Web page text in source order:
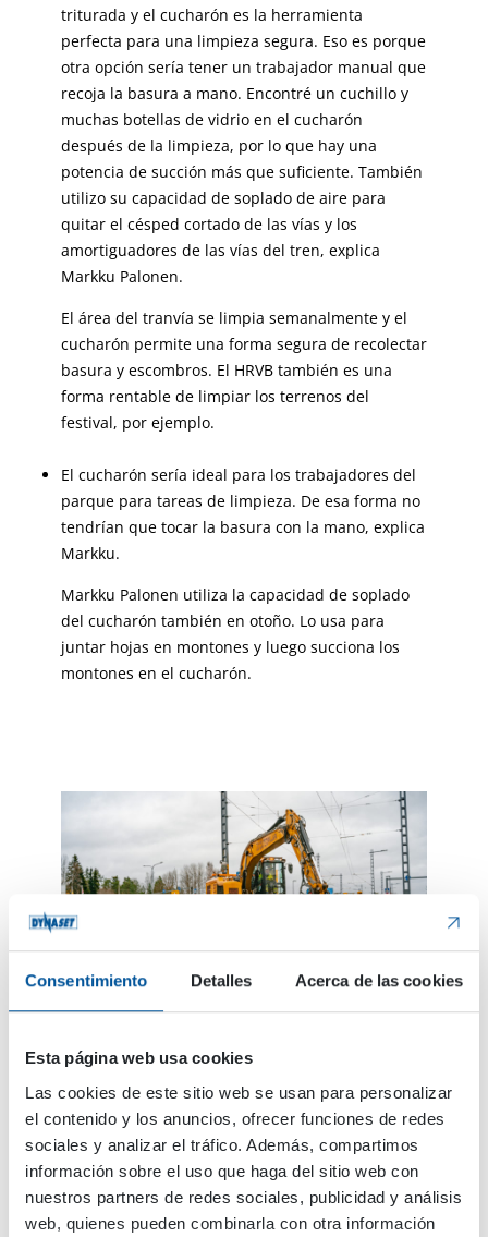
Consentimiento Detalles Acerca de las cookies
Esta página web usa cookies
Las cookies de este sitio web se usan para personalizar
el contenido y los anuncios, ofrecer funciones de redes
sociales y analizar el tráfico. Además, compartimos
información sobre el uso que haga del sitio web con
nuestros partners de redes sociales, publicidad y análisis
web, quienes pueden combinarla con otra información
triturada y el cucharón es la herramienta
perfecta para una limpieza segura. Eso es porque
otra opción sería tener un trabajador manual que
recoja la basura a mano. Encontré un cuchillo y
muchas botellas de vidrio en el cucharón
después de la limpieza, por lo que hay una
potencia de succión más que suficiente. También
utilizo su capacidad de soplado de aire para
quitar el césped cortado de las vías y los
amortiguadores de las vías del tren, explica
Markku Palonen.
El área del tranvía se limpia semanalmente y el
cucharón permite una forma segura de recolectar
basura y escombros. El HRVB también es una
forma rentable de limpiar los terrenos del
festival, por ejemplo.
El cucharón sería ideal para los trabajadores del
parque para tareas de limpieza. De esa forma no
tendrían que tocar la basura con la mano, explica
Markku.
Markku Palonen utiliza la capacidad de soplado
del cucharón también en otoño. Lo usa para
juntar hojas en montones y luego succiona los
montones en el cucharón.
En el otoño, Markku Palonen utiliza el cucharón
de reciclaje hidráulico HRVB para soplar las
hojas.
Especialmente los montones de hojas son
extremadamente fáciles de recoger. No necesita
un trabajador manual con un rastrillo porque el